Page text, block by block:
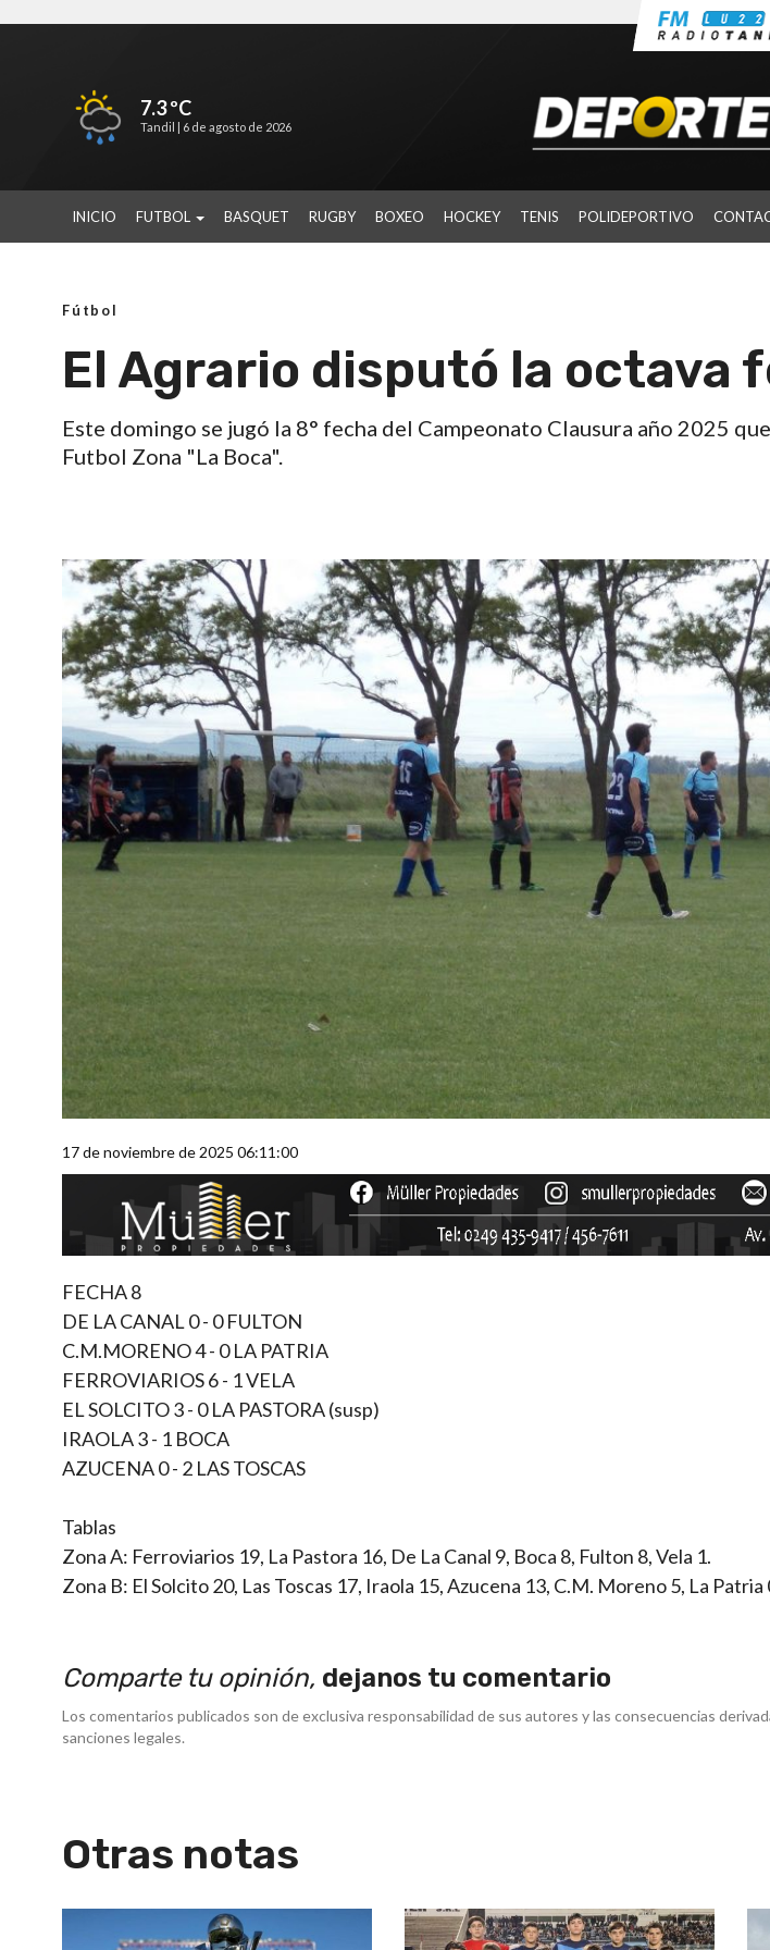
7.3 ºC
Tandil | 6 de agosto de 2026
INICIO FUTBOL BASQUET RUGBY BOXEO HOCKEY TENIS POLIDEPORTIVO
Fútbol
El Agrario disputó la octava
Este domingo se jugó la 8° fecha del Campeonato Clausura año 2025
Futbol Zona "La Boca".
17 de noviembre de 2025 06:11:00
FECHA 8
DE LA CANAL 0 - 0 FULTON
C.M.MORENO 4 - 0 LA PATRIA
FERROVIARIOS 6 - 1 VELA
EL SOLCITO 3 - 0 LA PASTORA (susp)
IRAOLA 3 - 1 BOCA
AZUCENA 0 - 2 LAS TOSCAS
Tablas
Zona A: Ferroviarios 19, La Pastora 16, De La Canal 9, Boca 8, Fulton 8, Vela 1.
Zona B: El Solcito 20, Las Toscas 17, Iraola 15, Azucena 13, C.M. Moreno 5, La Patria
Comparte tu opinión, dejanos tu comentario
Los comentarios publicados son de exclusiva responsabilidad de sus autores y las consecuencias
sanciones legales.
Otras notas